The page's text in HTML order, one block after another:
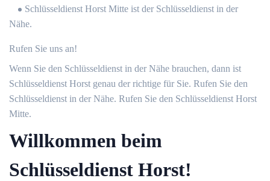
Schlüsseldienst Horst Mitte ist der Schlüsseldienst in der
Nähe.
Rufen Sie uns an!
Wenn Sie den Schlüsseldienst in der Nähe brauchen, dann ist
Schlüsseldienst Horst genau der richtige für Sie. Rufen Sie den
Schlüsseldienst in der Nähe. Rufen Sie den Schlüsseldienst Horst
Mitte.
Willkommen beim
Schlüsseldienst Horst!